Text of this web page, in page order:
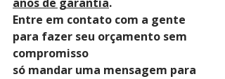
Entre em contato com a gente
para fazer seu orçamento sem
compromisso
só mandar uma mensagem para